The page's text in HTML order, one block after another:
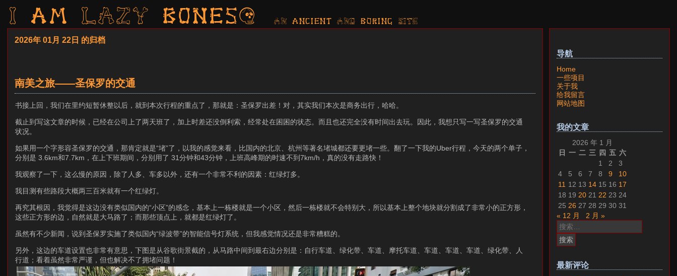
I am LAZY bones? AN ancient AND boring SITE
2026年 01月 22日 的归档
南美之旅——圣保罗的交通
书接上回，我们在里约短暂休整以后，就到本次行程的重点了，那就是：圣保罗出差！对，其实我们本次是商务出行，哈哈。
截止到写这文章的时候，已经在公司上了两天班了，加上时差还没倒利索，经常处在困困的状态。而且也还完全没有时间出去玩。因此，我想只写一写圣保罗的交通
状况。
如果用一个字形容圣保罗的交通，那肯定就是“堵”了，以我的感觉来看，比国内的北京、杭州等著名堵城都还要更堵一些。翻了一下我的Uber行程，今天的两个单子，
分别是 3.6km和7.7km，在上下班期间，分别用了 31分钟和43分钟，上班高峰期的时速不到7km/h，真的没有走路快！
我观察了一下，这么慢的原因，除了人多、车多以外，还有一个非常不利的因素：红绿灯多。
我目测有些路段大概两三百米就有一个红绿灯。
再究其根因，我觉得是这边没有类似国内的“小区”的感念，基本上一栋楼就是一个小区，然后一栋楼就不会特别大，所以基本上整个地块就分割成了非常小的正方形，
这些正方形的边，自然就是大马路了；而那些顶点上，就都是红绿灯了。
虽然有不少新闻，说到圣保罗实施了类似国内“绿波带”的智能信号灯系统，但我感觉情况还是非常糟糕的。
另外，这边的车道设置也非常有意思，下图是从谷歌街景截的，从马路中间到最右边分别是：自行车道、绿化带、车道、摩托车道、车道、车道、车道、绿化带、人
行道；看着虽然非常严谨，但也解决不了拥堵问题！
导航
Home
一些项目
关于我
给我留言
网站地图
我的文章
2026 年 1 月
日 一 二 三 四 五 六
1
2
3
4
5 6 7 8 9
10
11 12 13 14 15 16 17
18 19 20 21 22 23 24
25 26 27 28 29 30 31
« 12 月
2 月 »
搜
索：
最新评论